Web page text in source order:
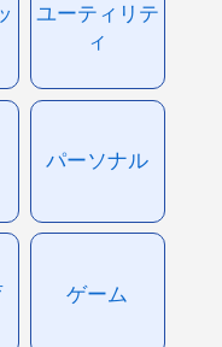
ユーティリテ
ィ
パーソナル
ゲーム